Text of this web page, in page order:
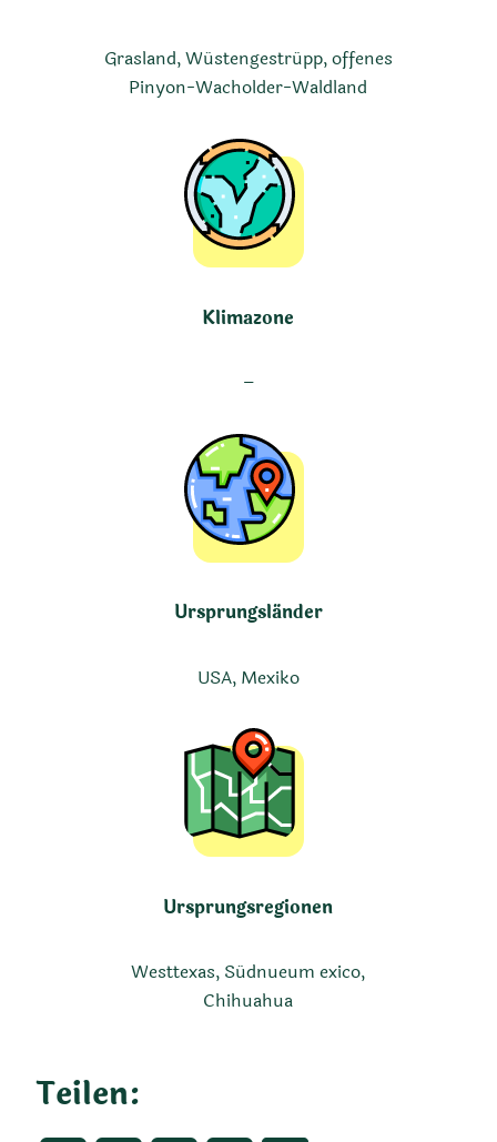
Grasland, Wüstengestrüpp, offenes
Pinyon-Wacholder-Waldland
Klimazone
–
Ursprungsländer
USA, Mexiko
Ursprungsregionen
Westtexas, Südnueum exico,
Chihuahua
Teilen: